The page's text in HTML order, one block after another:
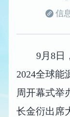
信
9月8日
2024全球能
周开幕式举
长金衍出席